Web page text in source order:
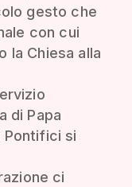
gesto che
con cui
la Chiesa alla
di Papa
Pontifici si
ci